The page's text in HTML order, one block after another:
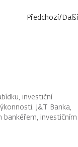
Předchozí/Další
investiční
J&T Banka,
investičním